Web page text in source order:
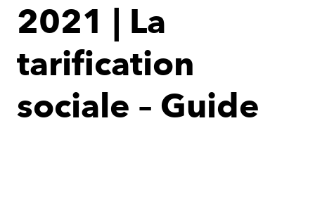
2021 | La
tarification
sociale – Guide